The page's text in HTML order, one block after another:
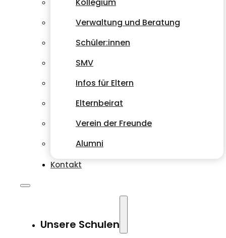
Verwaltung und Beratung
Schüler:innen
SMV
Infos für Eltern
Elternbeirat
Verein der Freunde
Alumni
Kontakt
Unsere Schulen